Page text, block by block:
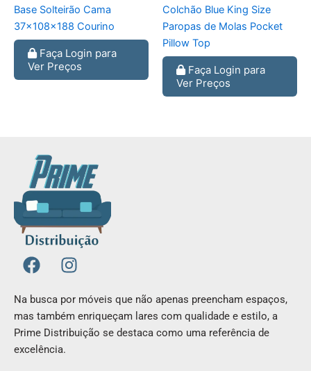
Base Solteirão Cama
37x108x188 Courino
Faça Login para
Ver Preços
Colchão Blue King Size
Paropas de Molas Pocket
Pillow Top
Faça Login para
Ver Preços
F
a
c
e
b
o
o
I
n
t
a
g
Na busca por móveis que não apenas preencham espaços,
mas também enriqueçam lares com qualidade e estilo, a
Prime Distribuição se destaca como uma referência de
excelência.